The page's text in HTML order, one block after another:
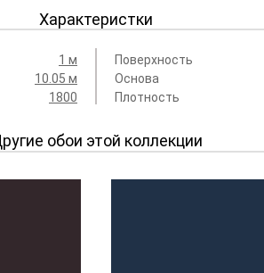
Характеристки
1 м
10.05 м
1800
Поверхность
Основа
Плотность
обои этой коллекции